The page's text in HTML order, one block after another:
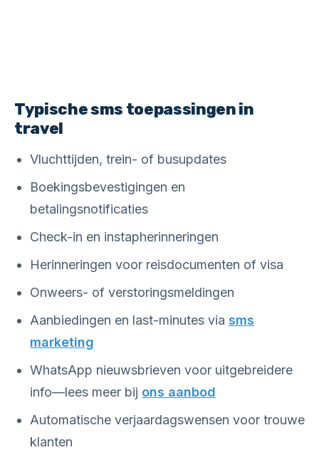
Typische sms toepassingen in
travel
Vluchttijden, trein- of busupdates
Boekingsbevestigingen en
betalingsnotificaties
Check-in en instapherinneringen
Herinneringen voor reisdocumenten of visa
Onweers- of verstoringsmeldingen
Aanbiedingen en last-minutes via sms
marketing
WhatsApp nieuwsbrieven voor uitgebreidere
info—lees meer bij ons aanbod
Automatische verjaardagswensen voor trouwe
klanten